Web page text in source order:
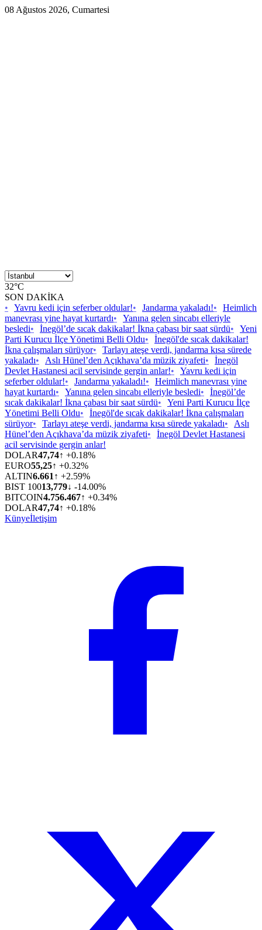
08 Ağustos 2026, Cumartesi
32°C
SON DAKİKA
•
Yavru kedi için seferber oldular!• Jandarma yakaladı!•
Heimlich
manevrası yine hayat kurtardı•
Yanına gelen sincabı elleriyle
besledi• İnegöl’de sıcak dakikalar! İkna çabası bir saat sürdü•
Yeni
Parti Kurucu İlçe Yönetimi Belli Oldu•
İnegöl'de sıcak dakikalar!
İkna çalışmaları sürüyor•
Tarlayı ateşe verdi, jandarma kısa sürede
yakaladı• Aslı Hünel’den Açıkhava’da müzik ziyafeti•
İnegöl
Devlet Hastanesi acil servisinde gergin anlar!•
Yavru kedi için
seferber oldular!• Jandarma yakaladı!•
Heimlich manevrası yine
hayat kurtardı• Yanına gelen sincabı elleriyle besledi•
İnegöl’de
sıcak dakikalar! İkna çabası bir saat sürdü•
Yeni Parti Kurucu İlçe
Yönetimi Belli Oldu•
İnegöl'de sıcak dakikalar! İkna çalışmaları
sürüyor• Tarlayı ateşe verdi, jandarma kısa sürede yakaladı•
Aslı
Hünel’den Açıkhava’da müzik ziyafeti•
İnegöl Devlet Hastanesi
acil servisinde gergin anlar!
DOLAR47,74↑ +0.18%
EURO55,25↑ +0.32%
ALTIN6.661 ↑ +2.59%
BIST 10013,779↓ -14.00%
BITCOIN4.756.467↑ +0.34%
DOLAR47,74↑ +0.18%
Künyeİletişim